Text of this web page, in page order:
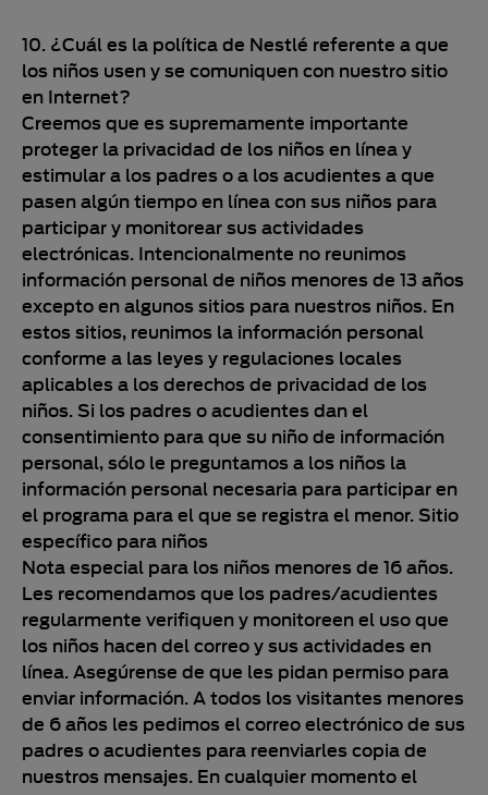
10. ¿Cuál es la política de Nestlé referente a que
los niños usen y se comuniquen con nuestro sitio
en Internet?
Creemos que es supremamente importante
proteger la privacidad de los niños en línea y
estimular a los padres o a los acudientes a que
pasen algún tiempo en línea con sus niños para
participar y monitorear sus actividades
electrónicas. Intencionalmente no reunimos
información personal de niños menores de 13 años
excepto en algunos sitios para nuestros niños. En
estos sitios, reunimos la información personal
conforme a las leyes y regulaciones locales
aplicables a los derechos de privacidad de los
niños. Si los padres o acudientes dan el
consentimiento para que su niño de información
personal, sólo le preguntamos a los niños la
información personal necesaria para participar en
el programa para el que se registra el menor. Sitio
específico para niños
Nota especial para los niños menores de 16 años.
Les recomendamos que los padres/acudientes
regularmente verifiquen y monitoreen el uso que
los niños hacen del correo y sus actividades en
línea. Asegúrense de que les pidan permiso para
enviar información. A todos los visitantes menores
de 6 años les pedimos el correo electrónico de sus
padres o acudientes para reenviarles copia de
nuestros mensajes. En cualquier momento el